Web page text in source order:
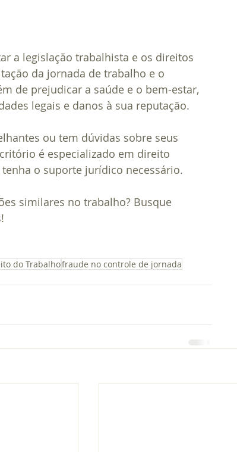
a legislação trabalhista e os direitos
da jornada de trabalho e o
de prejudicar a saúde e o bem-estar,
legais e danos à sua reputação.
ou tem dúvidas sobre seus
é especializado em direito
o suporte jurídico necessário.
similares no trabalho? Busque
do Trabalhofraude no controle de jornada